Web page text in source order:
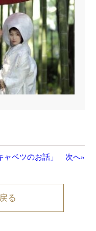
ャベツのお話」 次へ»
る